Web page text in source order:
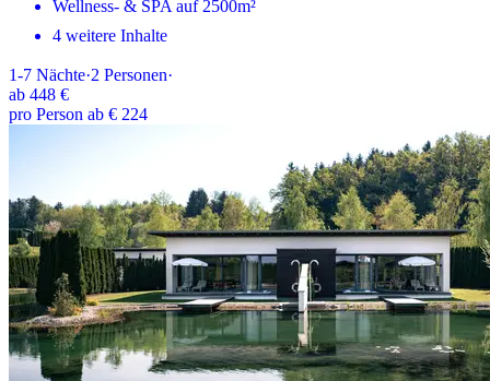
Wellness- & SPA auf 2500m²
4 weitere Inhalte
1-7 Nächte·2 Personen·
ab 448 €
pro Person ab € 224